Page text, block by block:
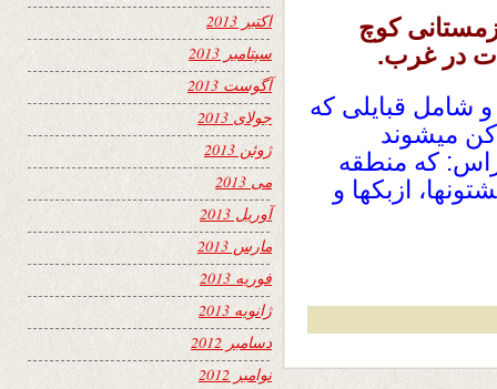
کوچ
در غرب.
شامل قبایلی که
میشوند
که منطقه
ازبکها و
اکتبر 2013
سپتامبر 2013
آگوست 2013
جولای 2013
ژوئن 2013
می 2013
آوریل 2013
مارس 2013
فوریه 2013
ژانویه 2013
دسامبر 2012
نوامبر 2012